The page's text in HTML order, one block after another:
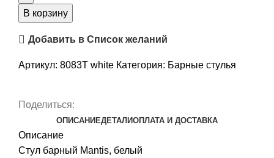
В корзину
Добавить в Список желаний
Артикул: 8083T white Категория: Барные стулья
Поделиться:
ОПИСАНИЕДЕТАЛИОПЛАТА И ДОСТАВКА
Описание
Стул барный Mantis, белый